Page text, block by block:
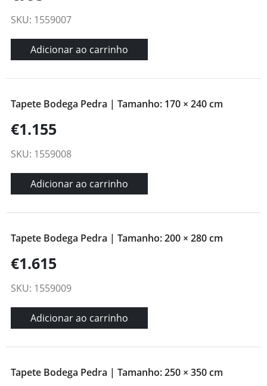
SKU: 1559007
Adicionar ao carrinho
Tapete Bodega Pedra | Tamanho: 170 × 240 cm
€1.155
SKU: 1559008
Adicionar ao carrinho
Tapete Bodega Pedra | Tamanho: 200 × 280 cm
€1.615
SKU: 1559009
Adicionar ao carrinho
Tapete Bodega Pedra | Tamanho: 250 × 350 cm